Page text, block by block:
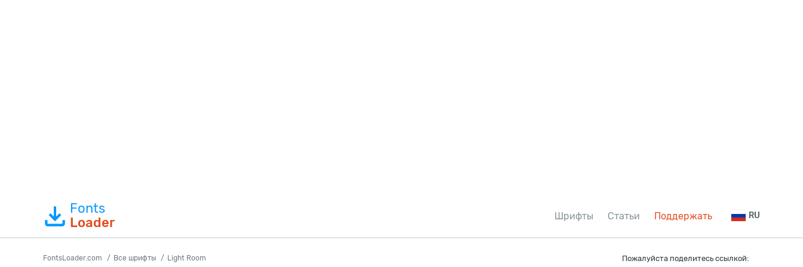
Fonts
Loader
Шрифты Статьи Поддержать RU
FontsLoader.com Все шрифты Light Room Пожалуйста поделитесь ссылкой: